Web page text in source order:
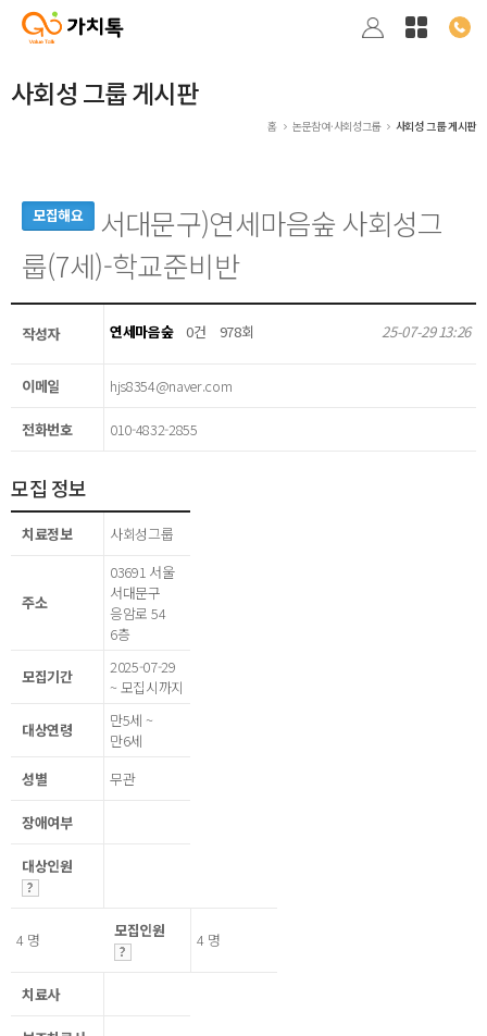
사회성 그룹 게시판
홈 논문참여·사회성그룹 사회성 그룹 게시판
모집해요
서대문구)연세마음숲 사회성그
룹(7세)-학교준비반
작성자 연세마음숲 0건 978회 25-07-29 13:26
이메일 hjs8354@naver.com
전화번호 010-4832-2855
모집 정보
치료정보 사회성그룹
주소
03691 서울
서대문구
응암로 54
6층
모집기간
2025-07-29
~ 모집시까지
대상연령
만5세 ~
만6세
성별
무관
장애여부
대상인원
4 명 모집인원 4 명
치료사